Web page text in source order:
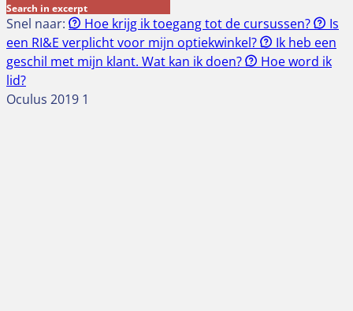
Search in excerpt
Snel naar: Hoe krijg ik toegang tot de cursussen?
Is
een RI&E verplicht voor mijn optiekwinkel?
Ik heb een
geschil met mijn klant. Wat kan ik doen?
Hoe word ik
lid?
Oculus 2019 1